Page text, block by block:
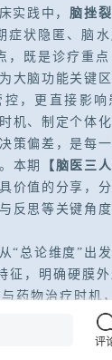
实践中，脑挫
症状隐匿、脑水
，既是诊疗重
大脑功能关键
，更直接影响
机、制定个体
策偏差，是每一
本期
【脑医三
价值的分享，
反思等关键角度
从“总论维度”出
征，明确硬膜
药物治疗时机
聚焦“额
潜在风险，提评